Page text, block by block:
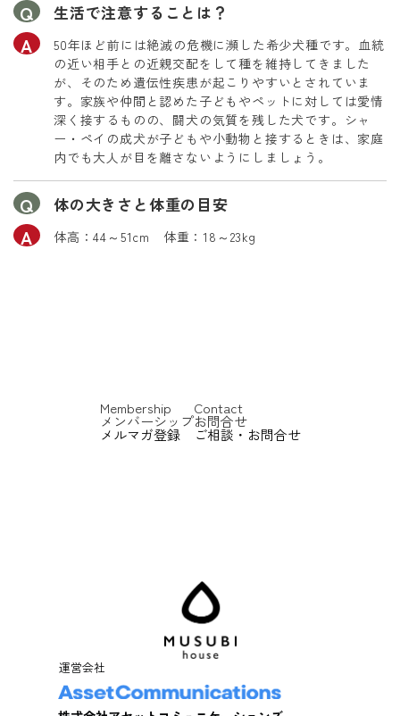
生活で注意することは？
50年ほど前には絶滅の危機に瀕した希少犬種です。血統
の近い相手との近親交配をして種を維持してきました
が、そのため遺伝性疾患が起こりやすいとされていま
す。家族や仲間と認めた子どもやペットに対しては愛情
深く接するものの、闘犬の気質を残した犬です。シャ
ー・ペイの成犬が子どもや小動物と接するときは、家庭
内でも大人が目を離さないようにしましょう。
体の大きさと体重の目安
体高：44～51cm 体重：18～23kg
Membership
メンバーシップ
メルマガ登録
Contact
お問合せ
ご相談・お問合せ
運営会社